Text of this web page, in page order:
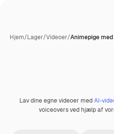
Hjem/Lager/Videoer/Animepige
Præmie
Lav dine egne videoer medAI-
voiceovers ved hjælp af